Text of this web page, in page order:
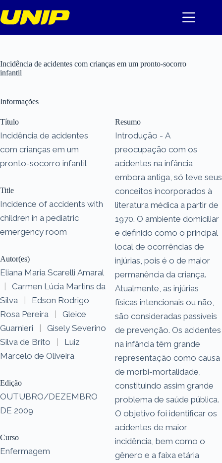
para
o
Incidência de acidentes com crianças em um pronto-socorro
infantil
Informações
Título
Incidência de acidentes
com crianças em um
pronto-socorro infantil
Title
Incidence of accidents with
children in a pediatric
emergency room
Autor(es)
Eliana Maria Scarelli Amaral
|
Carmen Lúcia Martins da
Silva
|
Edson Rodrigo
Rosa Pereira
|
Gleice
Guarnieri
|
Gisely Severino
Silva de Brito
|
Luiz
Marcelo de Oliveira
Edição
OUTUBRO/DEZEMBRO
DE 2009
Curso
Enfermagem
Resumo
Introdução - A
preocupação com os
acidentes na infância
embora antiga, só teve seus
conceitos incorporados à
literatura médica a partir de
1970. O ambiente domiciliar
e definido como o principal
local de ocorrências de
injúrias, pois é o de maior
permanência da criança.
Atualmente, as injúrias
físicas intencionais ou não,
são consideradas passíveis
de prevenção. Os acidentes
na infância têm grande
representação como causa
de morbi-mortalidade,
constituindo assim grande
problema de saúde pública.
O objetivo foi identificar os
acidentes de maior
incidência, bem como o
gênero e a faixa etária